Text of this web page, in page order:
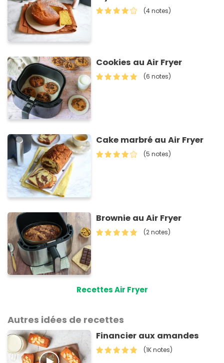
(4 notes)
Cookies au Air Fryer
(6 notes)
Cake marbré au Air Fryer
(5 notes)
Brownie au Air Fryer
(2 notes)
Recettes Air Fryer
Autres idées de recettes
Financier aux amandes
(1K notes)